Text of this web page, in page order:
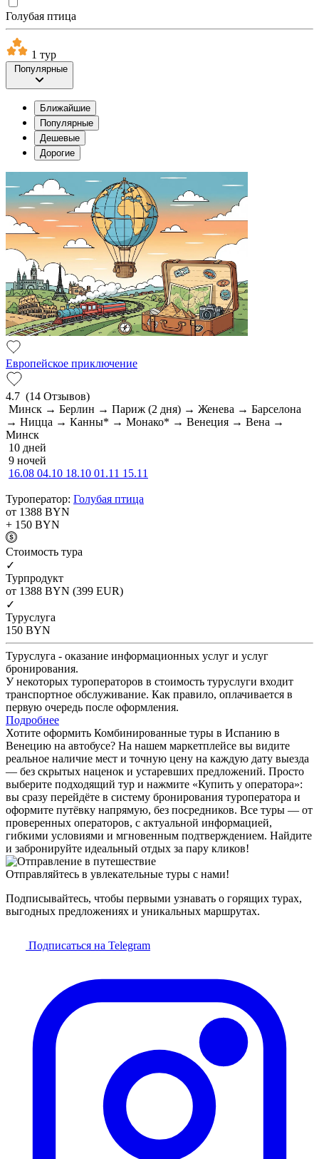
Голубая птица
1 тур
Популярные
Ближайшие
Популярные
Дешевые
Дорогие
Европейское приключение
4.7 (14 Отзывов)
Минск → Берлин → Париж (2 дня) → Женева → Барселона
→ Ницца → Канны* → Монако* → Венеция → Вена →
Минск
10 дней
9 ночей
16.08 04.10 18.10 01.11 15.11
Туроператор: Голубая птица
от 1388 BYN
+ 150 BYN
Cтоимость тура
✓
Турпродукт
от 1388 BYN (399 EUR)
✓
Туруслуга
150 BYN
Туруслуга - оказание информационных услуг и услуг
бронирования.
У некоторых туроператоров в стоимость туруслуги входит
транспортное обслуживание. Как правило, оплачивается в
первую очередь после оформления.
Подробнее
Хотите оформить Комбинированные туры в Испанию в
Венецию на автобусе? На нашем маркетплейсе вы видите
реальное наличие мест и точную цену на каждую дату выезда
— без скрытых наценок и устаревших предложений. Просто
выберите подходящий тур и нажмите «Купить у оператора»:
вы сразу перейдёте в систему бронирования туроператора и
оформите путёвку напрямую, без посредников. Все туры — от
проверенных операторов, с актуальной информацией,
гибкими условиями и мгновенным подтверждением. Найдите
и забронируйте идеальный отдых за пару кликов!
Отправляйтесь в увлекательные туры с нами!
Подписывайтесь, чтобы первыми узнавать о горящих турах,
выгодных предложениях и уникальных маршрутах.
Подписаться на Telegram